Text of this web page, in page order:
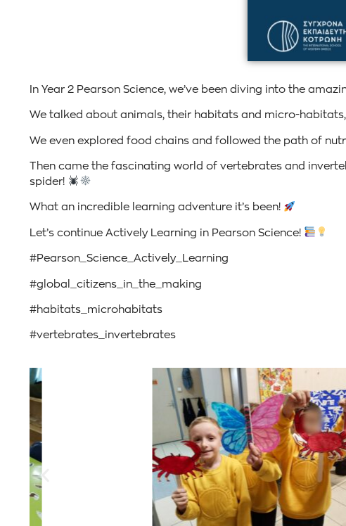
In Year 2 Pearson Science, we’ve been diving into the
We talked about animals, their habitats and micro-
We even explored food chains and followed the path of
Then came the fascinating world of vertebrates and
spider!
What an incredible learning adventure it’s been!
Let’s continue Actively Learning in Pearson Science!
#Pearson_Science_Actively_Learning
#global_citizens_in_the_making
#habitats_microhabitats
#vertebrates_invertebrates